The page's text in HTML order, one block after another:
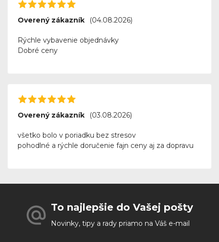
Overený zákazník (04.08.2026)
Rýchle vybavenie objednávky
Dobré ceny
Overený zákazník (03.08.2026)
všetko bolo v poriadku bez stresov
pohodlné a rýchle doručenie fajn ceny aj za dopravu
To najlepšie do Vašej pošty
Novinky, tipy a rady priamo na Váš e-mail